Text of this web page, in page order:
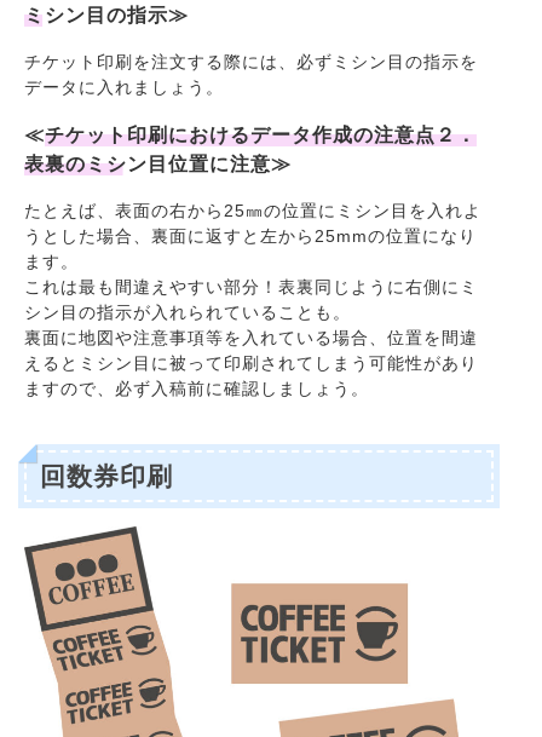
ミシン目の指示≫
チケット印刷を注文する際には、必ずミシン目の指示を
データに入れましょう。
≪チケット印刷におけるデータ作成の注意点２．
表裏のミシン目位置に注意≫
たとえば、表面の右から25㎜の位置にミシン目を入れよ
うとした場合、裏面に返すと左から25mmの位置になり
ます。
これは最も間違えやすい部分！表裏同じように右側にミ
シン目の指示が入れられていることも。
裏面に地図や注意事項等を入れている場合、位置を間違
えるとミシン目に被って印刷されてしまう可能性があり
ますので、必ず入稿前に確認しましょう。
回数券印刷